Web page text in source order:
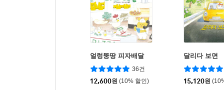
얼렁뚱땅 피자배달
36건
12,600원 (10% 할인)
달리다 보면
15,120원